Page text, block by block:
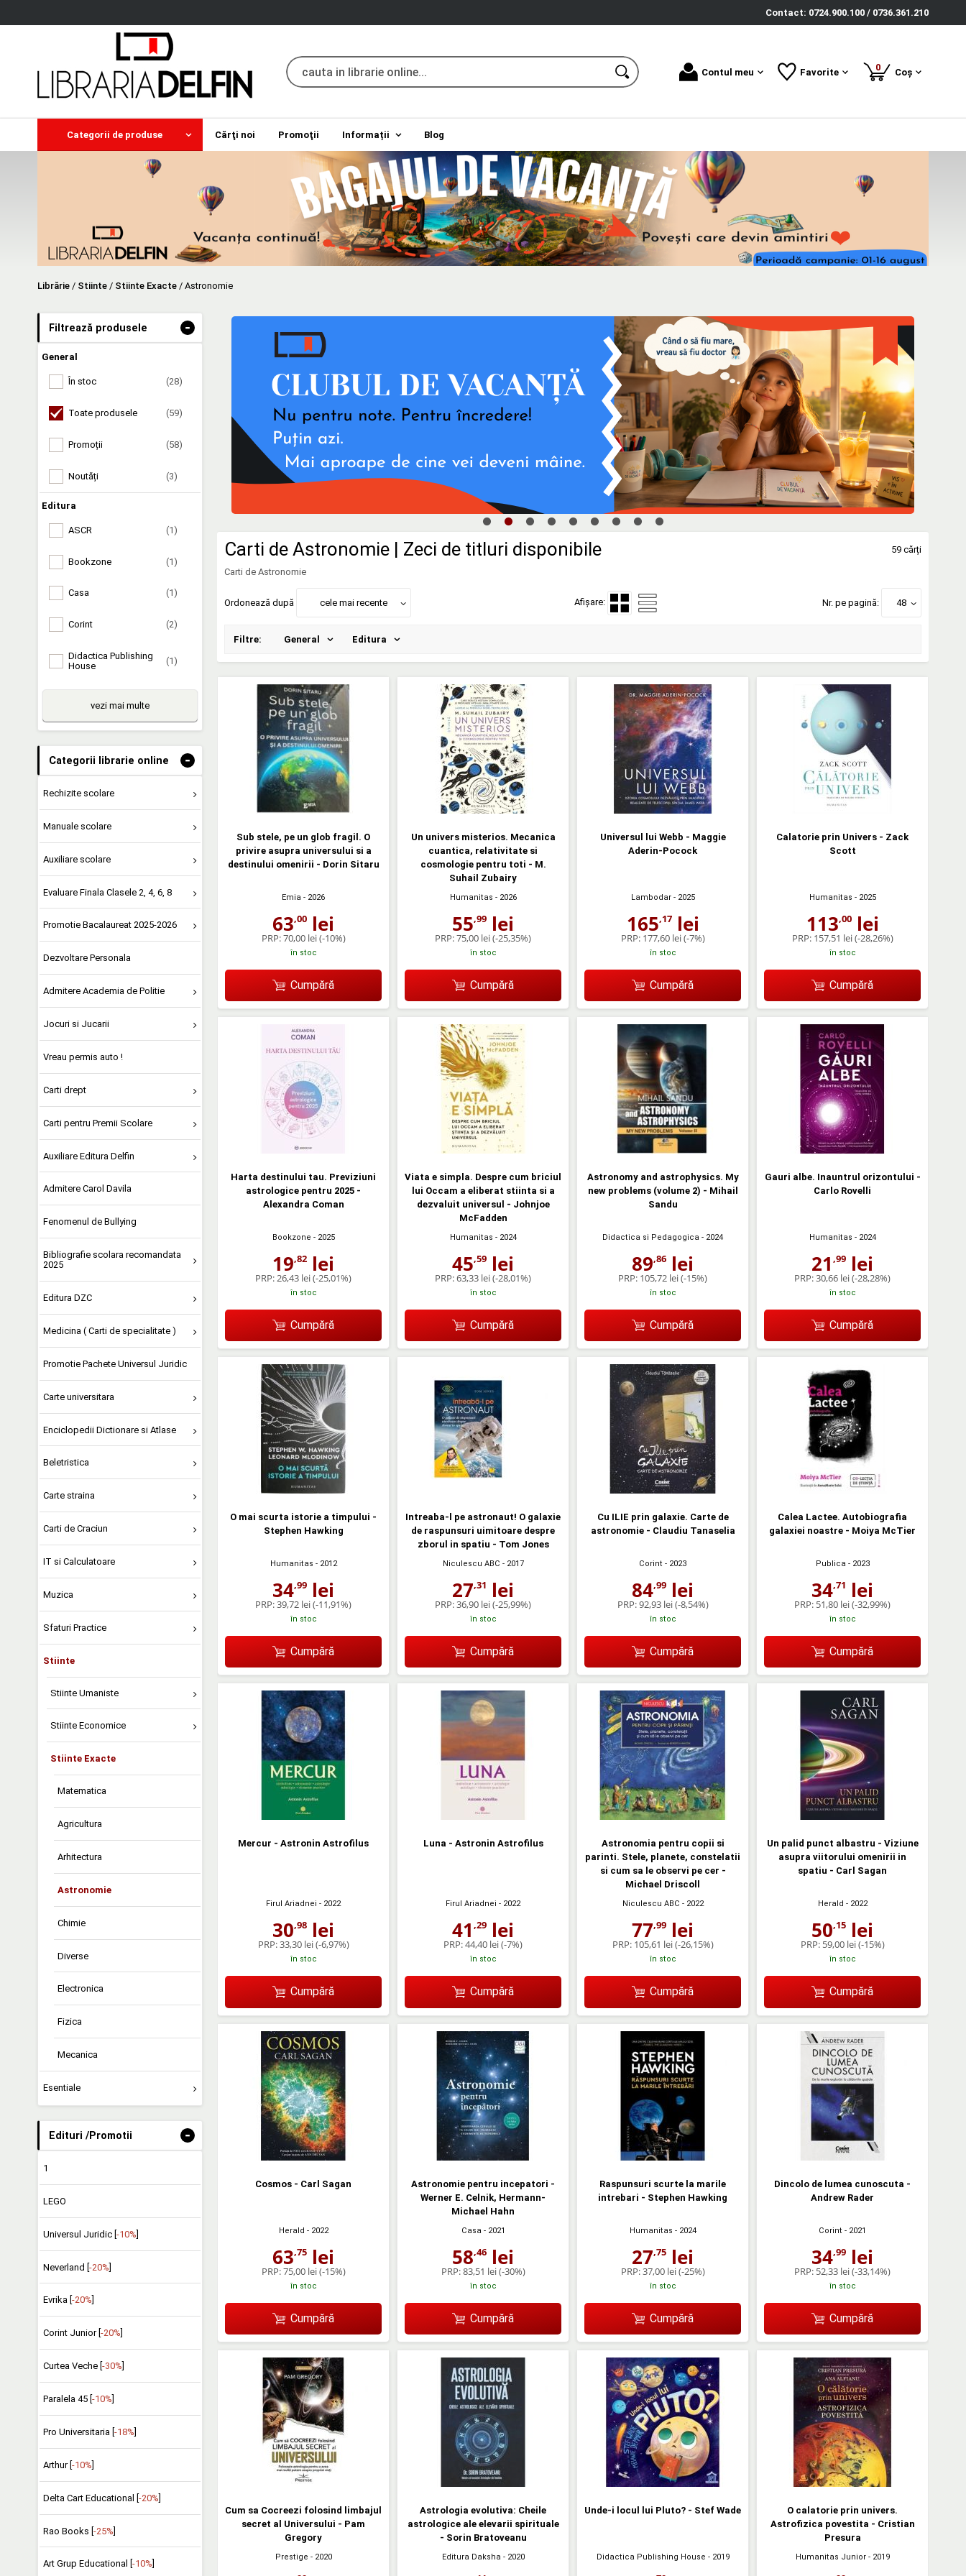
Contact: 0724.900.100 / 0736.361.210
Contul meu Favorite 0produse
Coș
Categorii de produse Cărţi noi Promoţii Informații Blog
Librărie / Stiinte / Stiinte Exacte / Astronomie
Filtrează produsele -
General
În stoc (28)
Toate produsele (59)
Promoții (58)
Noutăți (3)
Editura
ASCR (1)
Bookzone (1)
Casa (1)
Corint (2)
Didactica Publishing
House
(1)
vezi mai multe
Categorii librarie online -
Rechizite scolare
Manuale scolare
Auxiliare scolare
Evaluare Finala Clasele 2, 4, 6, 8
Promotie Bacalaureat 2025-2026
Dezvoltare Personala
Admitere Academia de Politie
Jocuri si Jucarii
Vreau permis auto !
Carti drept
Carti pentru Premii Scolare
Auxiliare Editura Delfin
Admitere Carol Davila
Fenomenul de Bullying
Bibliografie scolara recomandata
2025
Editura DZC
Medicina ( Carti de specialitate )
Promotie Pachete Universul Juridic
Carte universitara
Enciclopedii Dictionare si Atlase
Beletristica
Carte straina
Carti de Craciun
IT si Calculatoare
Muzica
Sfaturi Practice
Stiinte
Stiinte Umaniste
Stiinte Economice
Stiinte Exacte
Matematica
Agricultura
Arhitectura
Astronomie
Chimie
Diverse
Electronica
Fizica
Mecanica
Esentiale
Edituri /Promotii -
1
LEGO
Universul Juridic [-10%]
Neverland [-20%]
Evrika [ -20%
Corint Junior [ -20%
Curtea Veche [ -30%
Paralela 45 [ -10%
Pro Universitaria [ -18%
Arthur [ -10%
Delta Cart Educational [-20%]
Rao Books [-25%]
Art Grup Educational [ -10%
Carti de Astronomie | Zeci de titluri disponibile 59 cărți
Carti de Astronomie
Ordonează după cele mai recente Afișare: Nr. pe pagină: 48
Filtre: General Editura
Sub stele, pe un glob fragil. O
privire asupra universului si a
destinului omenirii - Dorin Sitaru
Emia - 2026
63,00 lei
PRP:70,00 lei(-10%)
în stoc
Cumpără
Un univers misterios. Mecanica
cuantica, relativitate si
cosmologie pentru toti - M.
Suhail Zubairy
Humanitas - 2026
55,99 lei
PRP:75,00 lei(-25,35%)
în stoc
Cumpără
Universul lui Webb - Maggie
Aderin-Pocock
Lambodar- 2025
165,17lei
PRP: 177,60 lei(-7%)
în stoc
Cumpără
Calatorie prin Univers - Zack
Scott
Humanitas - 2025
113,00lei
PRP: 157,51 lei(-28,26%)
în stoc
Cumpără
Harta destinului tau. Previziuni
astrologice pentru 2025 -
Alexandra Coman
Bookzone - 2025
19,82 lei
PRP:26,43 lei(-25,01%)
în stoc
Cumpără
Viata e simpla. Despre cum briciul
lui Occam a eliberat stiinta si a
dezvaluit universul - Johnjoe
McFadden
Humanitas - 2024
45,59 lei
PRP:63,33 lei(-28,01%)
în stoc
Cumpără
Astronomy and astrophysics. My
new problems (volume 2) - Mihail
Sandu
Didactica si Pedagogica - 2024
89,86 lei
PRP: 105,72 lei(-15%)
în stoc
Cumpără
Gauri albe. Inauntrul orizontului -
Carlo Rovelli
Humanitas - 2024
21 ,99 lei
PRP:30,66 lei(-28,28%)
în stoc
Cumpără
O mai scurta istorie a timpului -
Stephen Hawking
Humanitas - 2012
34,99 lei
PRP:39,72 lei(-11,91%)
în stoc
Cumpără
Intreaba-l pe astronaut! O galaxie
de raspunsuri uimitoare despre
zborul in spatiu - Tom Jones
Niculescu ABC - 2017
27,31 lei
PRP:36,90 lei(-25,99%)
în stoc
Cumpără
Cu ILIE prin galaxie. Carte de
astronomie - Claudiu Tanaselia
Corint - 2023
84,99 lei
PRP:92,93 lei(-8,54%)
în stoc
Cumpără
Calea Lactee. Autobiografia
galaxiei noastre - Moiya McTier
Publica- 2023
34,71 lei
PRP: 51,80 lei(-32,99%)
în stoc
Cumpără
Mercur - Astronin Astrofilus
Firul Ariadnei - 2022
30,98 lei
PRP:33,30 lei(-6,97%)
în stoc
Cumpără
Luna - Astronin Astrofilus
Firul Ariadnei - 2022
41 ,29 lei
PRP:44,40 lei(-7%)
în stoc
Cumpără
Astronomia pentru copii si
parinti. Stele, planete, constelatii
si cum sa le observi pe cer -
Michael Driscoll
Niculescu ABC - 2022
77,99 lei
PRP: 105,61 lei(-26,15%)
în stoc
Cumpără
Un palid punct albastru - Viziune
asupra viitorului omenirii in
spatiu - Carl Sagan
Herald - 2022
50,15 lei
PRP: 59,00 lei(-15%)
în stoc
Cumpără
Cosmos - Carl Sagan
Herald - 2022
63,75 lei
PRP:75,00 lei(-15%)
în stoc
Cumpără
Astronomie pentru incepatori -
Werner E. Celnik, Hermann-
Michael Hahn
Casa - 2021
58,46 lei
PRP:83,51 lei(-30%)
în stoc
Cumpără
Raspunsuri scurte la marile
intrebari - Stephen Hawking
Humanitas - 2024
27,75 lei
PRP:37,00 lei(-25%)
în stoc
Cumpără
Dincolo de lumea cunoscuta -
Andrew Rader
Corint - 2021
34,99 lei
PRP: 52,33 lei(-33,14%)
în stoc
Cumpără
Cum sa Cocreezi folosind limbajul
secret al Universului - Pam
Gregory
Prestige - 2020
Astrologia evolutiva: Cheile
astrologice ale elevarii spirituale
- Sorin Bratoveanu
Editura Daksha- 2020
Unde-i locul lui Pluto? - Stef Wade
Didactica Publishing House - 2019
O calatorie prin univers.
Astrofizica povestita - Cristian
Presura
Humanitas Junior- 2019